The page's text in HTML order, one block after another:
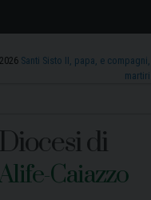
Santi Sisto II, papa, e compagni,
martiri
Diocesi di
Caiazzo